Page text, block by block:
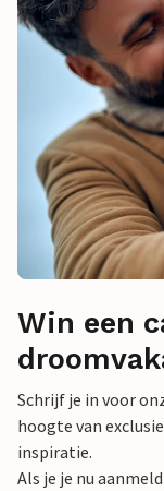
Win een
Schrijf je in voor
hoogte van
inspiratie.
Als je je nu